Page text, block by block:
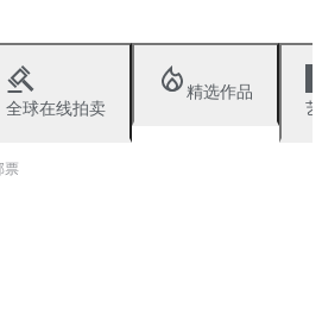
全球在线拍卖
精选作品
票